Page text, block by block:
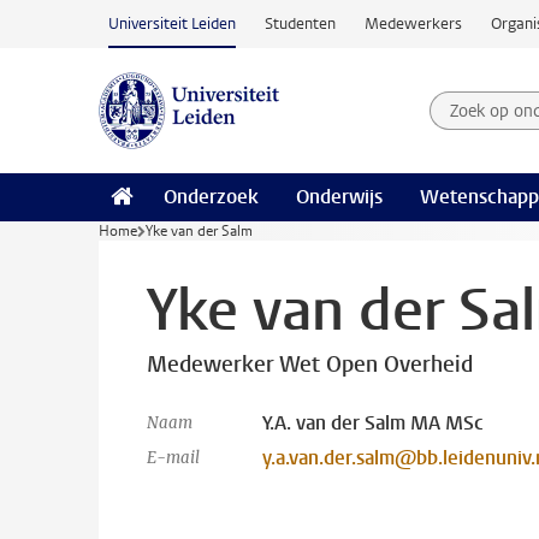
Ga naar hoofdinhoud
Universiteit Leiden Studenten Medewerkers
Zoek op
Zoekterm
Onderzoek Onderwijs
Home Yke van der Salm
Yke van der
Medewerker Wet Open Overheid
Naam Y.A. van der Salm MA MSc
E-mail